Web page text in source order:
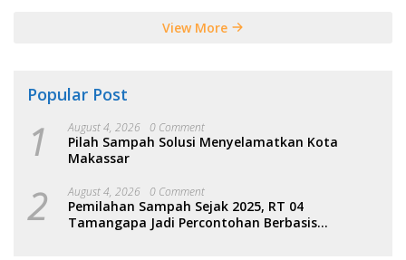
View More
Popular Post
1 August 4, 2026 0 Comment
Pilah Sampah Solusi Menyelamatkan Kota
Makassar
2 August 4, 2026 0 Comment
Pemilahan Sampah Sejak 2025, RT 04
Tamangapa Jadi Percontohan Berbasis